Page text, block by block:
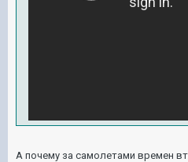
А почему за самолетами времен